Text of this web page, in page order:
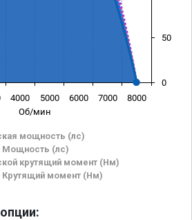
Об/мин
мощность (лс)
Мощность (лс)
крутящий момент (Нм)
Крутящий момент (Нм)
4000 5000 6000 7000 8000
0
50